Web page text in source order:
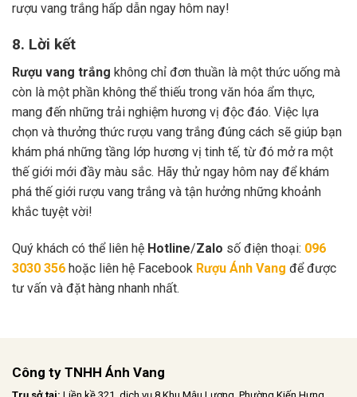
rượu vang trắng hấp dẫn ngay hôm nay!
8. Lời kết
Rượu vang trắng không chỉ đơn thuần là một thức uống mà
còn là một phần không thể thiếu trong văn hóa ẩm thực,
mang đến những trải nghiệm hương vị độc đáo. Việc lựa
chọn và thưởng thức rượu vang trắng đúng cách sẽ giúp bạn
khám phá những tầng lớp hương vị tinh tế, từ đó mở ra một
thế giới mới đầy màu sắc. Hãy thử ngay hôm nay để khám
phá thế giới rượu vang trắng và tận hưởng những khoảnh
khắc tuyệt vời!
Quý khách có thể liên hệ Hotline/Zalo số điện thoại: 096
3030 356 hoặc liên hệ Facebook Rượu Ánh Vang để được
tư vấn và đặt hàng nhanh nhất.
Công ty TNHH Ánh Vang